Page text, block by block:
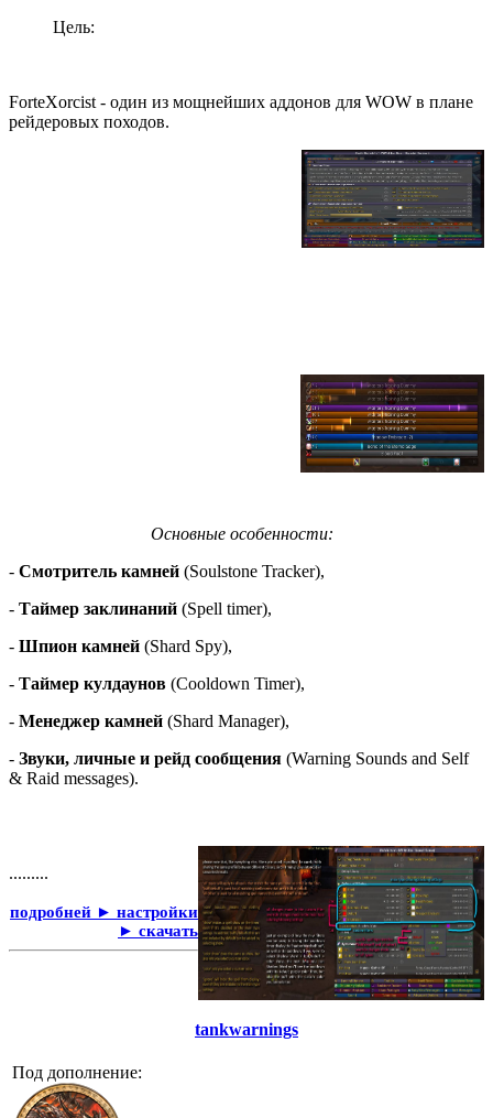
Цель:
ForteXorcist - один из мощнейших аддонов для WOW в плане
рейдеровых походов.
Основные особенности:
- Смотритель камней (Soulstone Tracker),
- Таймер заклинаний (Spell timer),
- Шпион камней (Shard Spy),
- Таймер кулдаунов (Cooldown Timer),
- Менеджер камней (Shard Manager),
- Звуки, личные и рейд сообщения (Warning Sounds and Self
& Raid messages).
.........
подробней ► настройки
► скачать
tankwarnings
Под дополнение: